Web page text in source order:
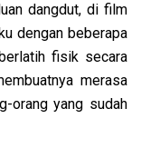
dangdut, di film
dengan beberapa
fisik secara
merasa
orang yang sudah